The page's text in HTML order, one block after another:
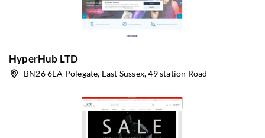
HyperHub LTD
BN26 6EA Polegate, East Sussex, 49 station Road